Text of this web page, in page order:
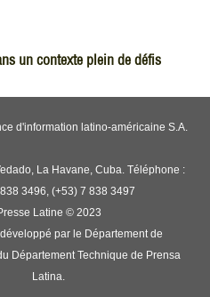
un contexte plein de défis
d'information latino-américaine S.A.
La Havane, Cuba. Téléphone :
3496, (+53) 7 838 3497
Latine © 2023
par le Département de
Département Technique de Prensa
Latina.